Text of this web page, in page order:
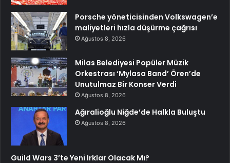
Porsche yöneticisinden Volkswagen’e
maliyetleri hızla düşürme çağrısı
Ağustos 8, 2026
Milas Belediyesi Popüler Müzik
Orkestrası ‘Mylasa Band’ Ören’de
Unutulmaz Bir Konser Verdi
Ağustos 8, 2026
Ağıralioğlu Niğde’de Halkla Buluştu
Ağustos 8, 2026
Guild Wars 3’te Yeni Irklar Olacak Mı?